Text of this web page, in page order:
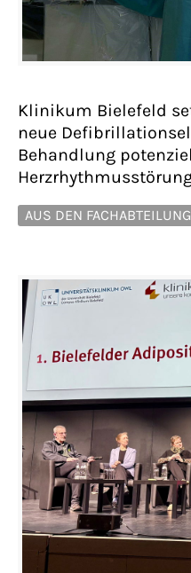
Klinikum Bielefeld
neue
Behandlung
AUS DEN